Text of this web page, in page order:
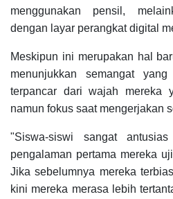
menggunakan pensil,
dengan layar perangkat digital
Meskipun ini merupakan hal
menunjukkan semangat
terpancar dari wajah mereka
namun fokus saat mengerjakan
"Siswa-siswi sangat
pengalaman pertama mereka
Jika sebelumnya mereka
kini mereka merasa lebih